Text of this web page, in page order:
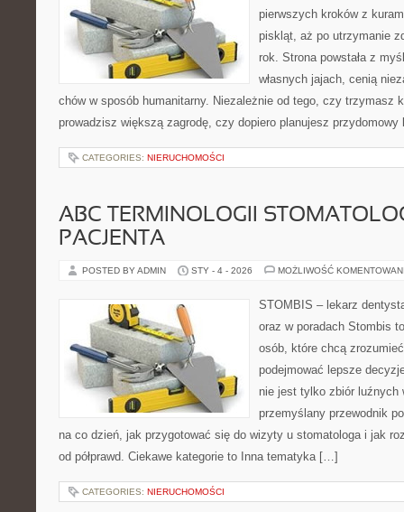
pierwszych kroków z
piskląt, aż po utrzymanie
rok. Strona powstała z
własnych jajach, cenią
chów w sposób humanitarny. Niezależnie od tego, czy trzymasz
prowadzisz większą zagrodę, czy dopiero planujesz
CATEGORIES: NIERUCHOMOŚCI
ABC TERMINOLOGII
PACJENTA
POSTED BY ADMIN STY - 4 - 2026 MOŻLIWOŚĆ
STOMBIS – lekarz
oraz w poradach Stombis
osób, które chcą
podejmować lepsze
nie jest tylko zbiór luźnych
przemyślany przewodnik
na co dzień, jak przygotować się do wizyty u stomatologa i jak
od półprawd. Ciekawe kategorie to Inna tematyka […]
CATEGORIES: NIERUCHOMOŚCI